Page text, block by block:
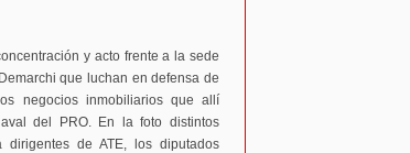
y acto frente a la sede
que luchan en defensa de
negocios inmobiliarios que allí
del PRO. En la foto distintos
de ATE, los diputados